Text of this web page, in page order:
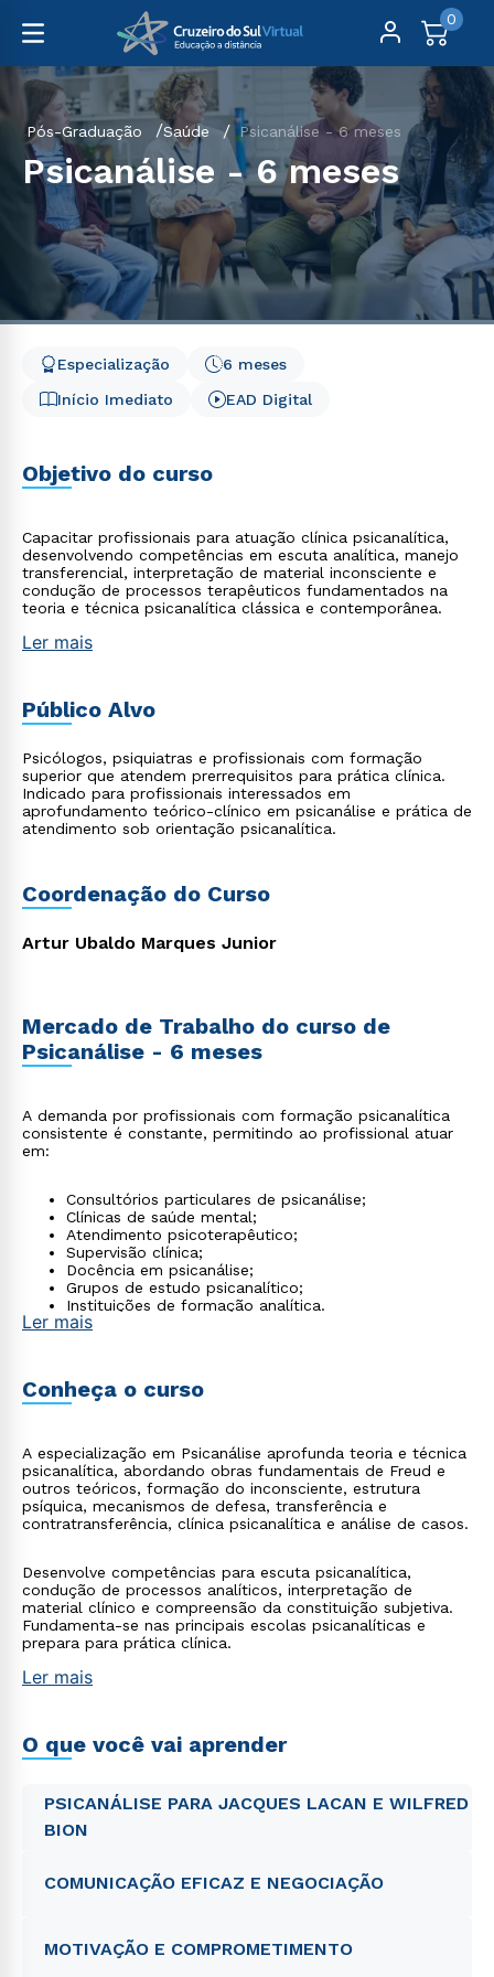
0
Pós-Graduação Saúde Psicanálise - 6 meses
Psicanálise - 6 meses
Início Imediato
6 meses
Especialização
EAD Digital
Objetivo do curso
Capacitar profissionais para atuação clínica psicanalítica,
desenvolvendo competências em escuta analítica, manejo
transferencial, interpretação de material inconsciente e
condução de processos terapêuticos fundamentados na
teoria e técnica psicanalítica clássica e contemporânea.
Ler mais
Público Alvo
Psicólogos, psiquiatras e profissionais com formação
superior que atendem prerrequisitos para prática clínica.
Indicado para profissionais interessados em
aprofundamento teórico-clínico em psicanálise e prática de
atendimento sob orientação psicanalítica.
Coordenação do Curso
Artur Ubaldo Marques Junior
Mercado de Trabalho do curso de
Psicanálise - 6 meses
A demanda por profissionais com formação psicanalítica
consistente é constante, permitindo ao profissional atuar
em:
Consultórios particulares de psicanálise;
Clínicas de saúde mental;
Atendimento psicoterapêutico;
Supervisão clínica;
Docência em psicanálise;
Grupos de estudo psicanalítico;
Instituições de formação analítica.
Ler mais
Conheça o curso
A especialização em Psicanálise aprofunda teoria e técnica
psicanalítica, abordando obras fundamentais de Freud e
outros teóricos, formação do inconsciente, estrutura
psíquica, mecanismos de defesa, transferência e
contratransferência, clínica psicanalítica e análise de casos.
Desenvolve competências para escuta psicanalítica,
condução de processos analíticos, interpretação de
material clínico e compreensão da constituição subjetiva.
Fundamenta-se nas principais escolas psicanalíticas e
prepara para prática clínica.
Ler mais
O que você vai aprender
PSICANÁLISE PARA JACQUES LACAN E WILFRED
BION
COMUNICAÇÃO EFICAZ E NEGOCIAÇÃO
MOTIVAÇÃO E COMPROMETIMENTO